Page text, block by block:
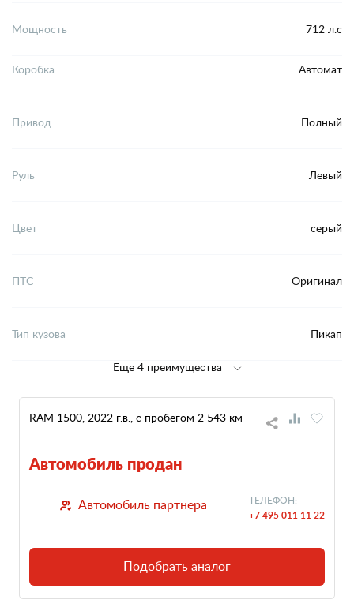
Мощность 712 л.с
Коробка Автомат
Привод Полный
Руль Левый
Цвет серый
ПТС Оригинал
Тип кузова Пикап
Еще 4 преимущества
RAM 1500, 2022 г.в., с пробегом 2 543 км
Автомобиль продан
Автомобиль партнера ТЕЛЕФОН:
+7 495 011 11 22
Подобрать аналог